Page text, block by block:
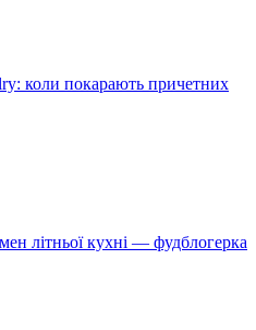
коли покарають причетних
літньої кухні — фудблогерка